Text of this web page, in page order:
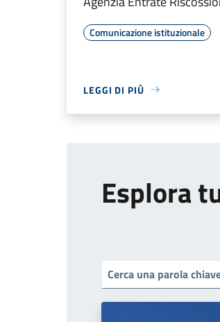
Comunicazione istituzionale
LEGGI DI PIÙ
Esplora